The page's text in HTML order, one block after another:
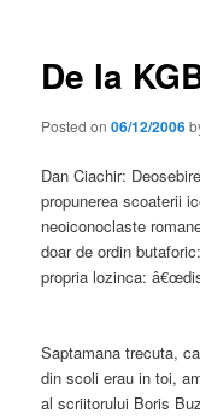
De la
Posted on06/12/2006
Dan Ciachir:
propunerea scoaterii
neoiconoclaste
doar de ordin
propria lozinca:
Saptamana trecuta,
din scoli erau in toi,
al scriitorului Boris